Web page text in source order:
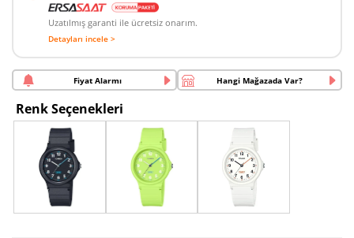
Uzatılmış garanti ile ücretsiz onarım.
Detayları incele >
Fiyat Alarmı Hangi Mağazada Var?
Renk Seçenekleri